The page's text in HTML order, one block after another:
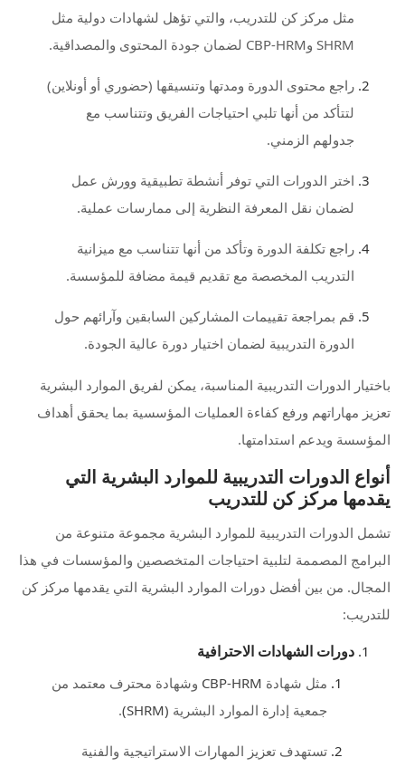
مثل مركز كن للتدريب، والتي تؤهل لشهادات دولية مثل
SHRM وCBP-HRM لضمان جودة المحتوى والمصداقية.
راجع محتوى الدورة ومدتها وتنسيقها (حضوري أو أونلاين)
لتتأكد من أنها تلبي احتياجات الفريق وتتناسب مع
جدولهم الزمني.
اختر الدورات التي توفر أنشطة تطبيقية وورش عمل
لضمان نقل المعرفة النظرية إلى ممارسات عملية.
راجع تكلفة الدورة وتأكد من أنها تتناسب مع ميزانية
التدريب المخصصة مع تقديم قيمة مضافة للمؤسسة.
قم بمراجعة تقييمات المشاركين السابقين وآرائهم حول
الدورة التدريبية لضمان اختيار دورة عالية الجودة.
باختيار الدورات التدريبية المناسبة، يمكن لفريق الموارد البشرية
تعزيز مهاراتهم ورفع كفاءة العمليات المؤسسية بما يحقق أهداف
المؤسسة ويدعم استدامتها.
أنواع الدورات التدريبية للموارد البشرية التي
يقدمها مركز كن للتدريب
تشمل الدورات التدريبية للموارد البشرية مجموعة متنوعة من
البرامج المصممة لتلبية احتياجات المتخصصين والمؤسسات في هذا
المجال. من بين أفضل دورات الموارد البشرية التي يقدمها مركز كن
للتدريب:
دورات الشهادات الاحترافية
مثل شهادة CBP-HRM وشهادة محترف معتمد من
جمعية إدارة الموارد البشرية (SHRM)
.
تستهدف تعزيز المهارات الاستراتيجية والفنية